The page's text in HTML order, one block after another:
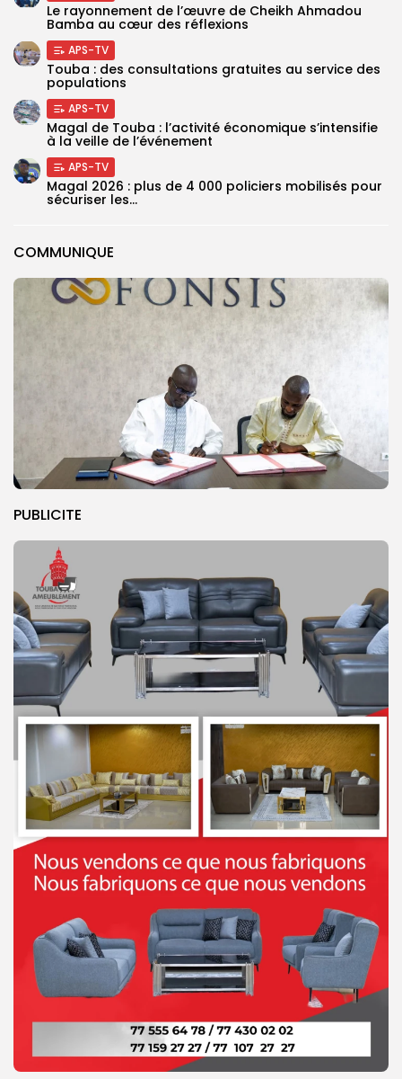
COMMUNIQUE
PUBLICITE
Le rayonnement de l’œuvre de Cheikh Ahmadou
Bamba au cœur des réflexions
APS-TV
Touba : des consultations gratuites au service des
populations
APS-TV
Magal de Touba : l’activité économique s’intensifie
à la veille de l’événement
APS-TV
Magal 2026 : plus de 4 000 policiers mobilisés pour
sécuriser les...